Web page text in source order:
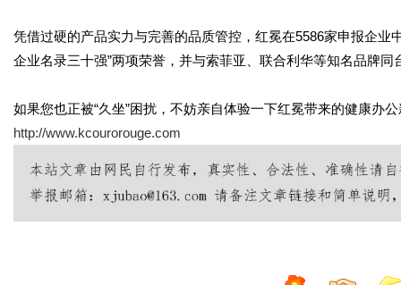
凭借过硬的产品实力与完善的品质管控，红冕在5586家申报企业
企业名录三十强”两项荣誉，并与索菲亚、联合利华等知名品牌同
如果您也正被“久坐”困扰，不妨亲自体验一下红冕带来的健康办
http://www.kcourorouge.com